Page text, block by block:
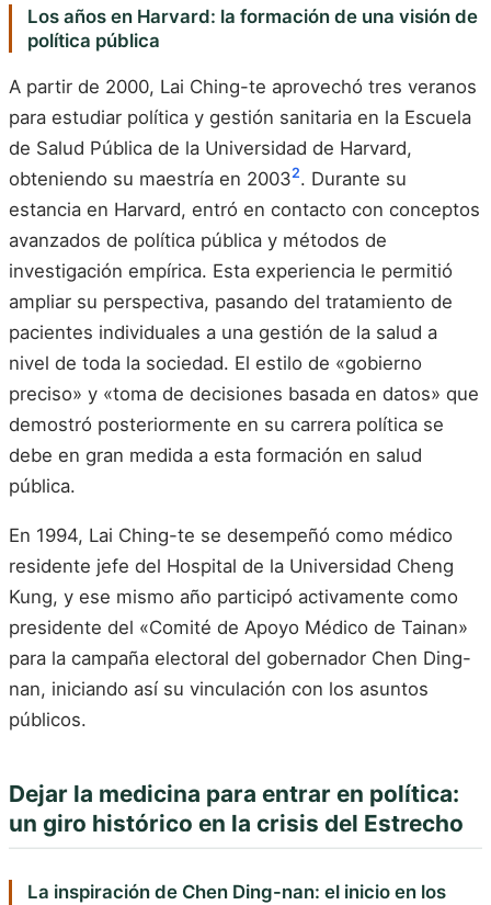
Los años en Harvard: la formación de una visión de
política pública
A partir de 2000, Lai Ching-te aprovechó tres veranos
para estudiar política y gestión sanitaria en la Escuela
de Salud Pública de la Universidad de Harvard,
obteniendo su maestría en 20032. Durante su
estancia en Harvard, entró en contacto con conceptos
avanzados de política pública y métodos de
investigación empírica. Esta experiencia le permitió
ampliar su perspectiva, pasando del tratamiento de
pacientes individuales a una gestión de la salud a
nivel de toda la sociedad. El estilo de «gobierno
preciso» y «toma de decisiones basada en datos» que
demostró posteriormente en su carrera política se
debe en gran medida a esta formación en salud
pública.
En 1994, Lai Ching-te se desempeñó como médico
residente jefe del Hospital de la Universidad Cheng
Kung, y ese mismo año participó activamente como
presidente del «Comité de Apoyo Médico de Tainan»
para la campaña electoral del gobernador Chen Ding-
nan, iniciando así su vinculación con los asuntos
públicos.
Dejar la medicina para entrar en política:
un giro histórico en la crisis del Estrecho
La inspiración de Chen Ding-nan: el inicio en los